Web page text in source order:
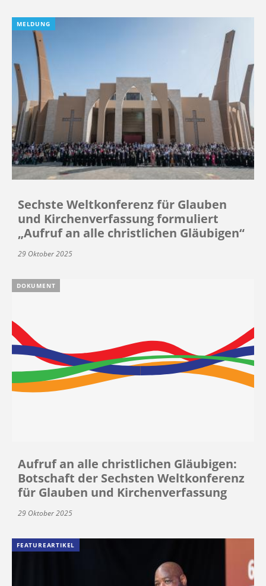
MELDUNG
Sechste Weltkonferenz für Glauben
und Kirchenverfassung formuliert
„Aufruf an alle christlichen Gläubigen“
29 Oktober 2025
DOKUMENT
Aufruf an alle christlichen Gläubigen:
Botschaft der Sechsten Weltkonferenz
für Glauben und Kirchenverfassung
29 Oktober 2025
FEATUREARTIKEL